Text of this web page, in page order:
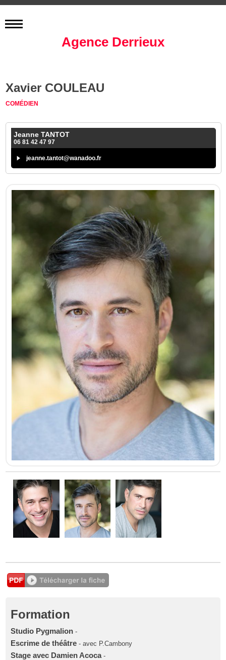
Agence Derrieux
Xavier COULEAU
COMÉDIEN
Jeanne TANTOT
06 81 42 47 97
jeanne.tantot@wanadoo.fr
Formation
Studio Pygmalion -
Escrime de théâtre- avec P.Cambony
Stage avec Damien Acoca-